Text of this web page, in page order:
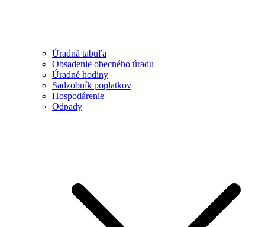
Úradná tabuľa
Obsadenie obecného úradu
Úradné hodiny
Sadzobník poplatkov
Hospodárenie
Odpady